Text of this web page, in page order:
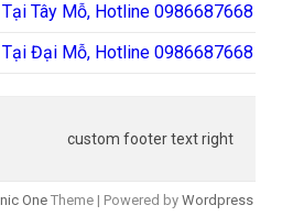
Tây Mỗ, Hotline 0986687668
Đại Mỗ, Hotline 0986687668
custom footer text right
One Theme | Powered by Wordpress